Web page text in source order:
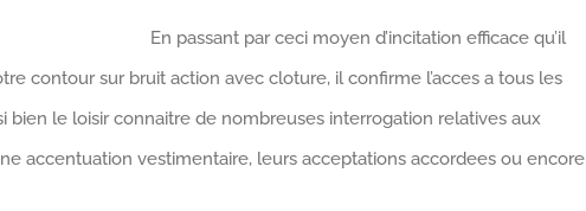
En passant par ceci moyen d’incitation efficace qu’il
contour sur bruit action avec cloture, il confirme l’acces a tous les
bien le loisir connaitre de nombreuses interrogation relatives aux
accentuation vestimentaire, leurs acceptations accordees ou encore